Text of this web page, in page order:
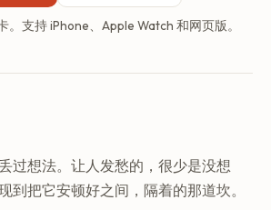
支持 iPhone、Apple Watch 和网页版。
过想法。让人发愁的，很少是没想
到把它安顿好之间，隔着的那道坎。